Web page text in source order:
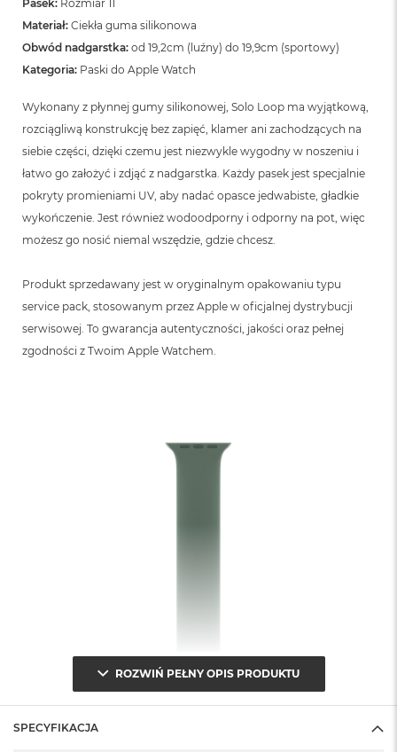
Pasek: Rozmiar 11
Materiał: Ciekła guma silikonowa
Obwód nadgarstka: od 19,2cm (luźny) do 19,9cm (sportowy)
Kategoria: Paski do Apple Watch
Wykonany z płynnej gumy silikonowej, Solo Loop ma wyjątkową,
rozciągliwą konstrukcję bez zapięć, klamer ani zachodzących na
siebie części, dzięki czemu jest niezwykle wygodny w noszeniu i
łatwo go założyć i zdjąć z nadgarstka. Każdy pasek jest specjalnie
pokryty promieniami UV, aby nadać opasce jedwabiste, gładkie
wykończenie. Jest również wodoodporny i odporny na pot, więc
możesz go nosić niemal wszędzie, gdzie chcesz.
Produkt sprzedawany jest w oryginalnym opakowaniu typu
service pack, stosowanym przez Apple w oficjalnej dystrybucji
serwisowej. To gwarancja autentyczności, jakości oraz pełnej
zgodności z Twoim Apple Watchem.
ROZWIŃ PEŁNY OPIS PRODUKTU
SPECYFIKACJA